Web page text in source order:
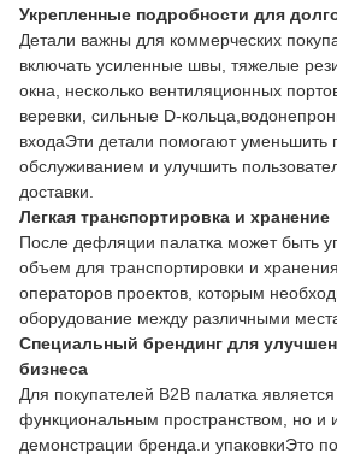
Укрепленные подробности для
Детали важны для коммерческих
включать усиленные швы, тяжелые
окна, несколько вентиляционных
веревки, сильные D-
входаЭти детали помогают уменьшить
обслуживанием и улучшить
доставки.
Легкая транспортировка и хранение
После дефляции палатка может быть
объем для транспортировки и
операторов проектов, которым
оборудование между различными
Специальный брендинг для
бизнеса
Для покупателей B2B палатка
функциональным пространством, но и
демонстрации бренда.и упаковкиЭто